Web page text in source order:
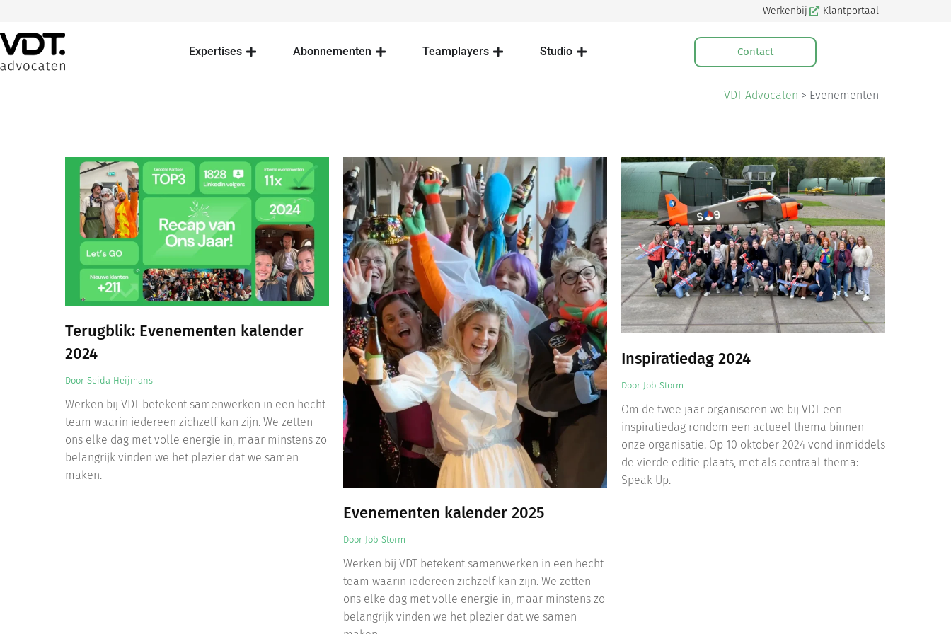
Werkenbij Klantportaal
Expertises Abonnementen Teamplayers Studio Contact
VDT Advocaten > Evenementen
Terugblik: Evenementen kalender
2024
Door Seida Heijmans
Werken bij VDT betekent samenwerken in een hecht
team waarin iedereen zichzelf kan zijn. We zetten
ons elke dag met volle energie in, maar minstens zo
belangrijk vinden we het plezier dat we samen
maken.
Evenementen kalender 2025
Door Job Storm
Werken bij VDT betekent samenwerken in een hecht
team waarin iedereen zichzelf kan zijn. We zetten
ons elke dag met volle energie in, maar minstens zo
belangrijk vinden we het plezier dat we samen
Inspiratiedag 2024
Door Job Storm
Om de twee jaar organiseren we bij VDT een
inspiratiedag rondom een actueel thema binnen
onze organisatie. Op 10 oktober 2024 vond inmiddels
de vierde editie plaats, met als centraal thema:
Speak Up.